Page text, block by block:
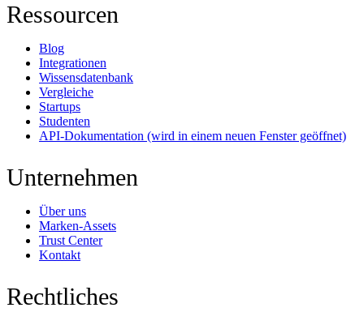
Ressourcen
Blog
Integrationen
Wissensdatenbank
Vergleiche
Startups
Studenten
API-Dokumentation (wird in einem neuen Fenster geöffnet)
Unternehmen
Über uns
Marken-Assets
Trust Center
Kontakt
Rechtliches